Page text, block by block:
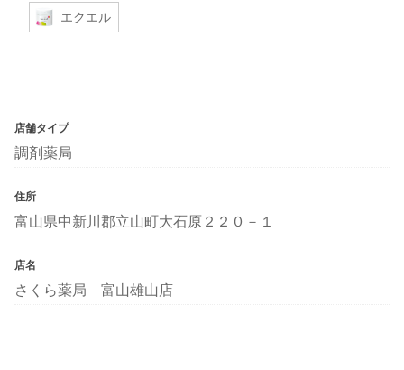
エクエル
店舗タイプ
調剤薬局
住所
富山県中新川郡立山町大石原２２０－１
店名
さくら薬局 富山雄山店